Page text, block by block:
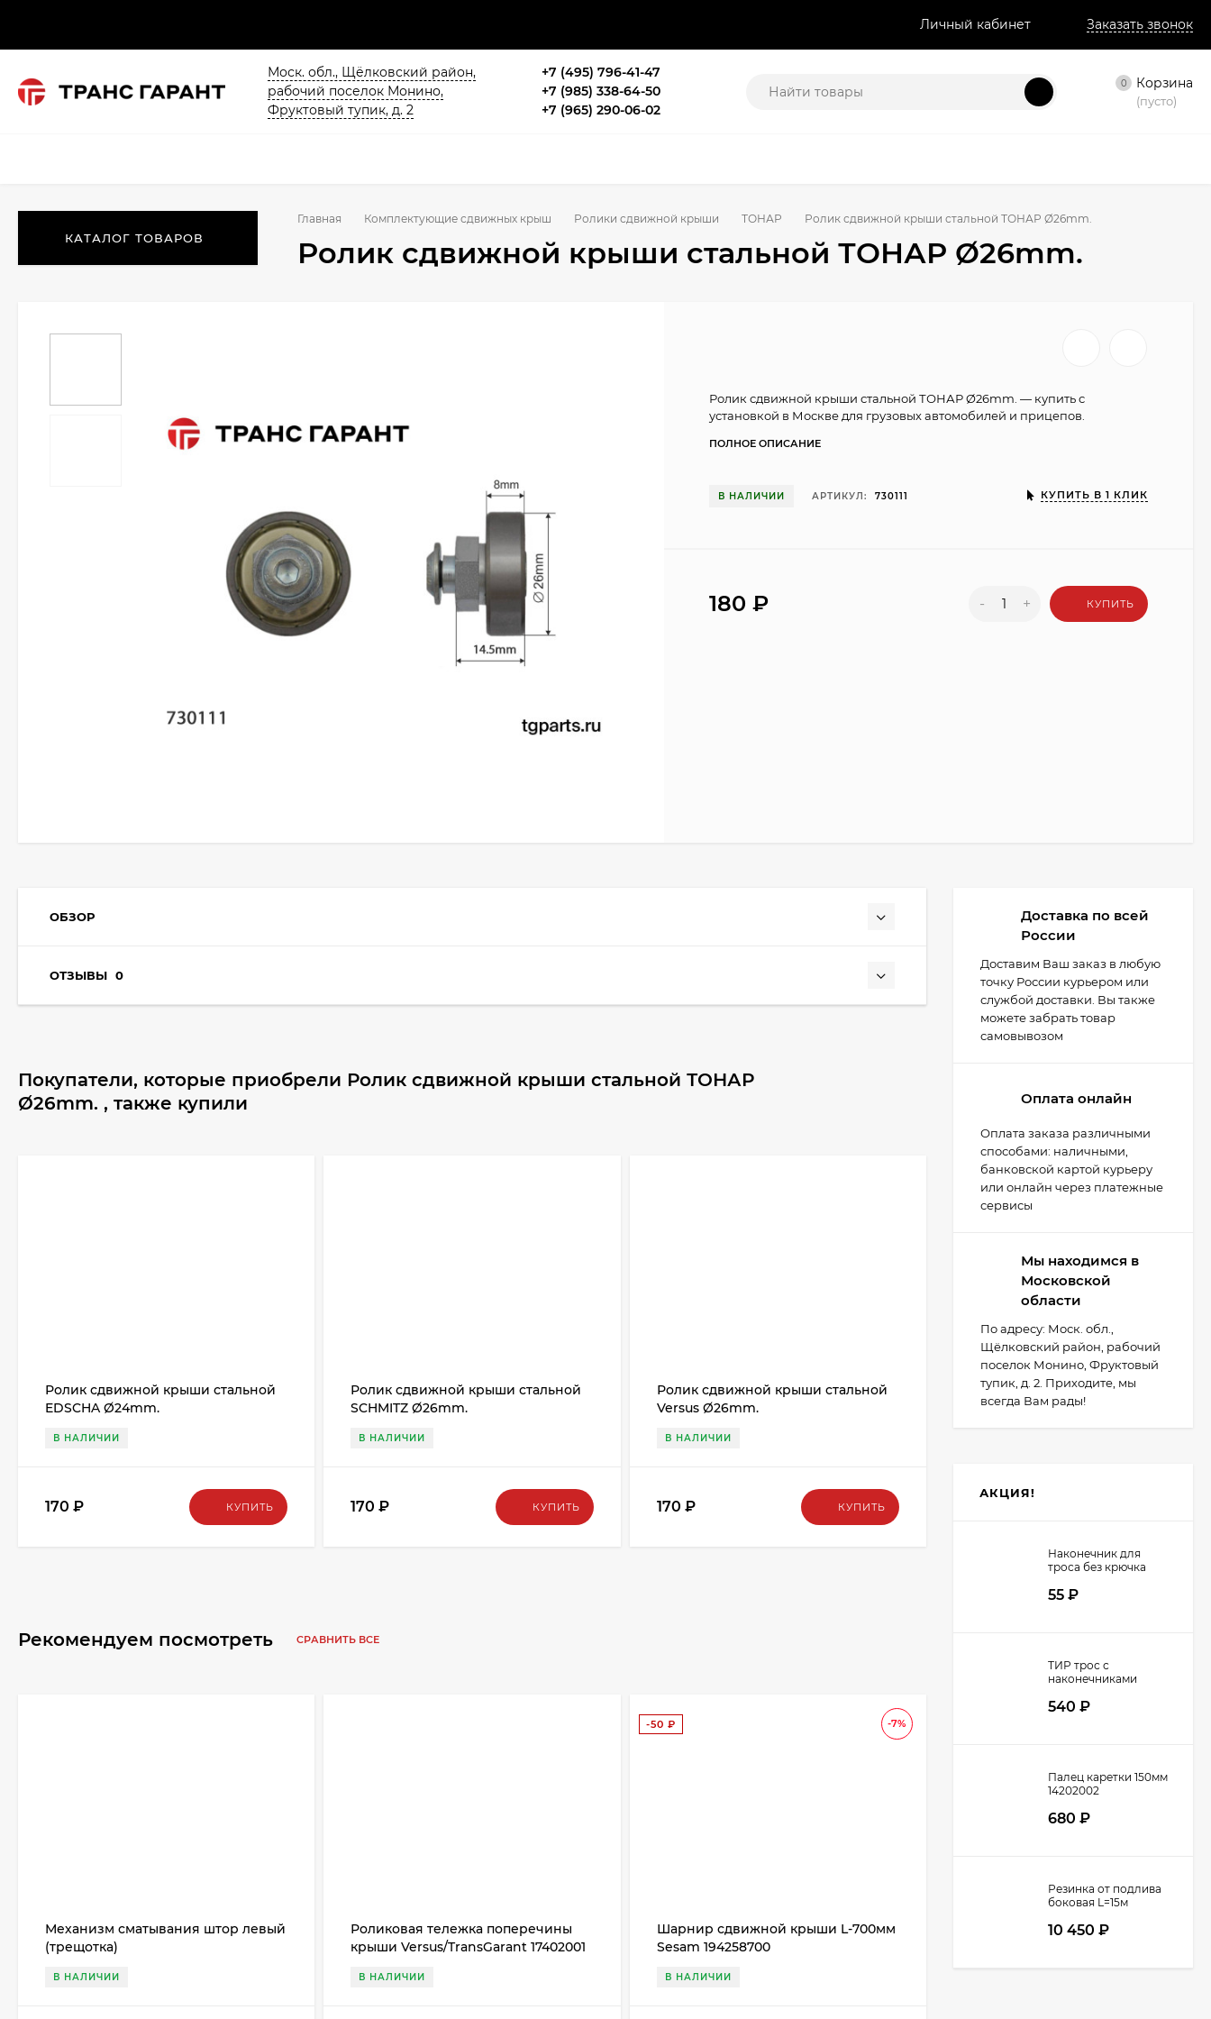
Личный кабинет Заказать звонок
Моск. обл., Щёлковский район,
рабочий поселок Монино,
Фруктовый тупик, д. 2
+7 (495) 796-41-47
+7 (985) 338-64-50
+7 (965) 290-06-02
0 Корзина
(пусто)
КАТАЛОГ ТОВАРОВ
Главная Комплектующие сдвижных крыш Ролики сдвижной крыши ТОНАР Ролик сдвижной крыши стальной ТОНАР Ø26mm.
Ролик сдвижной крыши стальной ТОНАР Ø26mm.
Ролик сдвижной крыши стальной ТОНАР Ø26mm. — купить с
установкой в Москве для грузовых автомобилей и прицепов.
ПОЛНОЕ ОПИСАНИЕ
В НАЛИЧИИ АРТИКУЛ: 730111 КУПИТЬ В 1 КЛИК
180₽ - + КУПИТЬ
ОБЗОР
ОТЗЫВЫ 0
Покупатели, которые приобрели Ролик сдвижной крыши стальной ТОНАР
Ø26mm. , также купили
Ролик сдвижной крыши стальной
EDSCHA Ø24mm.
В НАЛИЧИИ
170 ₽ КУПИТЬ
Ролик сдвижной крыши стальной
SCHMITZ Ø26mm.
В НАЛИЧИИ
170₽ КУПИТЬ
Ролик сдвижной крыши стальной
Versus Ø26mm.
В НАЛИЧИИ
170 ₽ КУПИТЬ
Ролик-подшипник EDSCHA Ø24mm.
Рекомендуем посмотреть СРАВНИТЬ ВСЕ
Механизм сматывания штор левый
(трещотка)
В НАЛИЧИИ
Роликовая тележка поперечины
крыши Versus/TransGarant 17402001
В НАЛИЧИИ
-7%
-50 ₽
Шарнир сдвижной крыши L-700мм
Sesam 194258700
В НАЛИЧИИ
Шарнир спица L-650мм сдвижной
Доставка по всей
России
Доставим Ваш заказ в любую
точку России курьером или
службой доставки. Вы также
можете забрать товар
самовывозом
Оплата онлайн
Оплата заказа различными
способами: наличными,
банковской картой курьеру
или онлайн через платежные
сервисы
Мы находимся в
Московской
области
По адресу: Моск. обл.,
Щёлковский район, рабочий
поселок Монино, Фруктовый
тупик, д. 2. Приходите, мы
всегда Вам рады!
АКЦИЯ!
Наконечник для
троса без крючка
55 ₽
ТИР трос с
наконечниками
540 ₽
Палец каретки 150мм
14202002
680 ₽
Резинка от подлива
боковая L=15м
10 450 ₽